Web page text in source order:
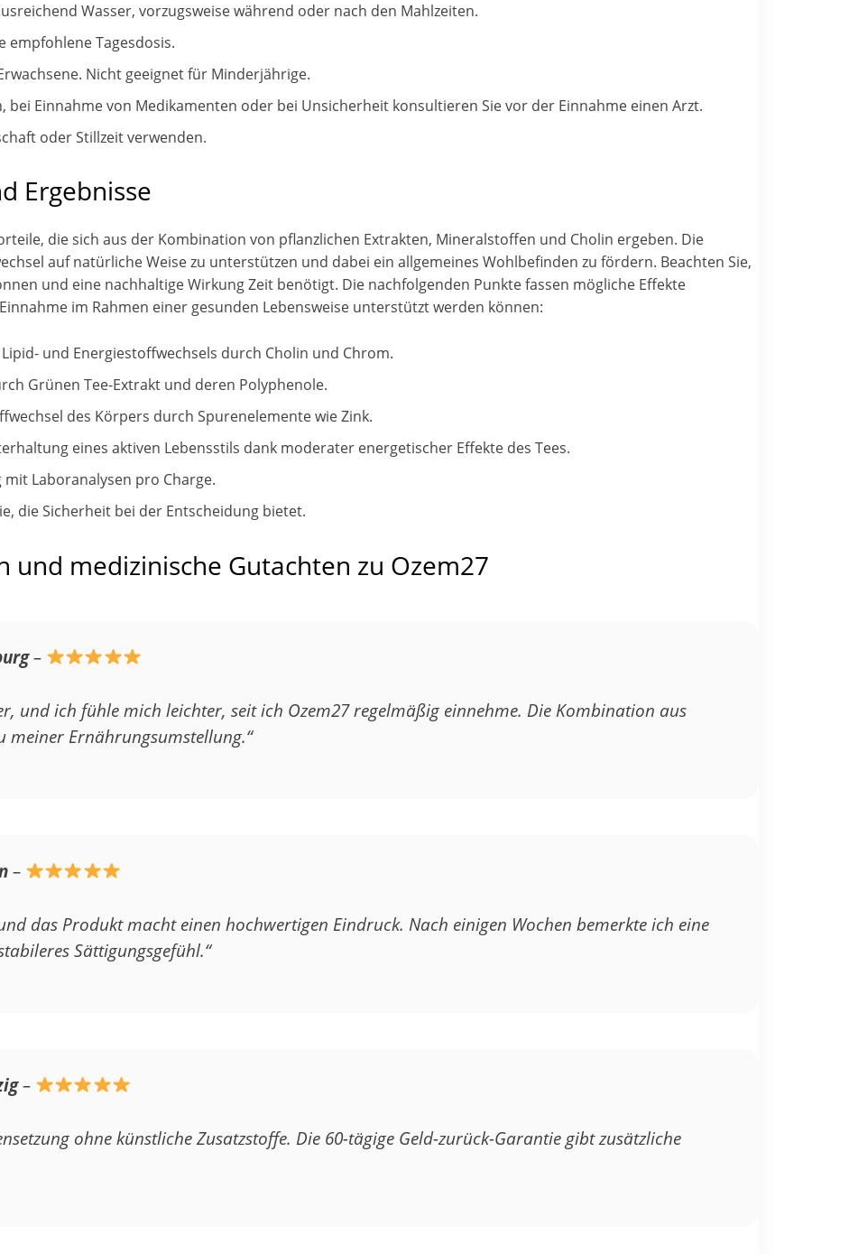
Wasser, vorzugsweise während oder nach den Mahlzeiten.
empfohlene Tagesdosis.
Nicht geeignet für Minderjährige.
bei Einnahme von Medikamenten oder bei Unsicherheit konsultieren Sie vor der Einnahme einen Arzt.
oder Stillzeit verwenden.
Ergebnisse
die sich aus der Kombination von pflanzlichen Extrakten, Mineralstoffen und Cholin ergeben. Die
auf natürliche Weise zu unterstützen und dabei ein allgemeines Wohlbefinden zu fördern. Beachten Sie,
und eine nachhaltige Wirkung Zeit benötigt. Die nachfolgenden Punkte fassen mögliche Effekte
im Rahmen einer gesunden Lebensweise unterstützt werden können:
und Energiestoffwechsels durch Cholin und Chrom.
Grünen Tee-Extrakt und deren Polyphenole.
des Körpers durch Spurenelemente wie Zink.
eines aktiven Lebensstils dank moderater energetischer Effekte des Tees.
Laboranalysen pro Charge.
die Sicherheit bei der Entscheidung bietet.
und medizinische Gutachten zu Ozem27
–
und ich fühle mich leichter, seit ich Ozem27 regelmäßig einnehme. Die Kombination aus
meiner Ernährungsumstellung.“
–
das Produkt macht einen hochwertigen Eindruck. Nach einigen Wochen bemerkte ich eine
Sättigungsgefühl.“
–
ohne künstliche Zusatzstoffe. Die 60-tägige Geld-zurück-Garantie gibt zusätzliche